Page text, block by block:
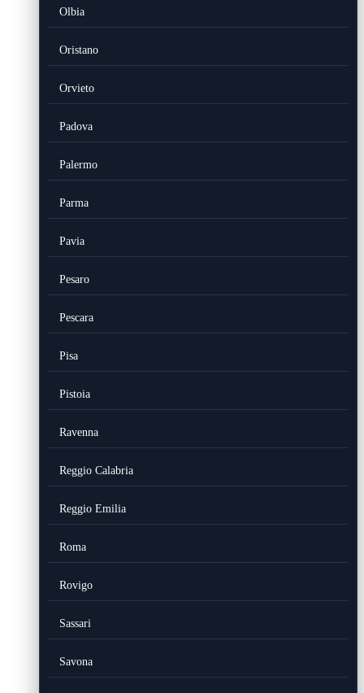
Olbia
Oristano
Orvieto
Padova
Palermo
Parma
Pavia
Pesaro
Pescara
Pisa
Pistoia
Ravenna
Reggio Calabria
Reggio Emilia
Roma
Rovigo
Sassari
Savona